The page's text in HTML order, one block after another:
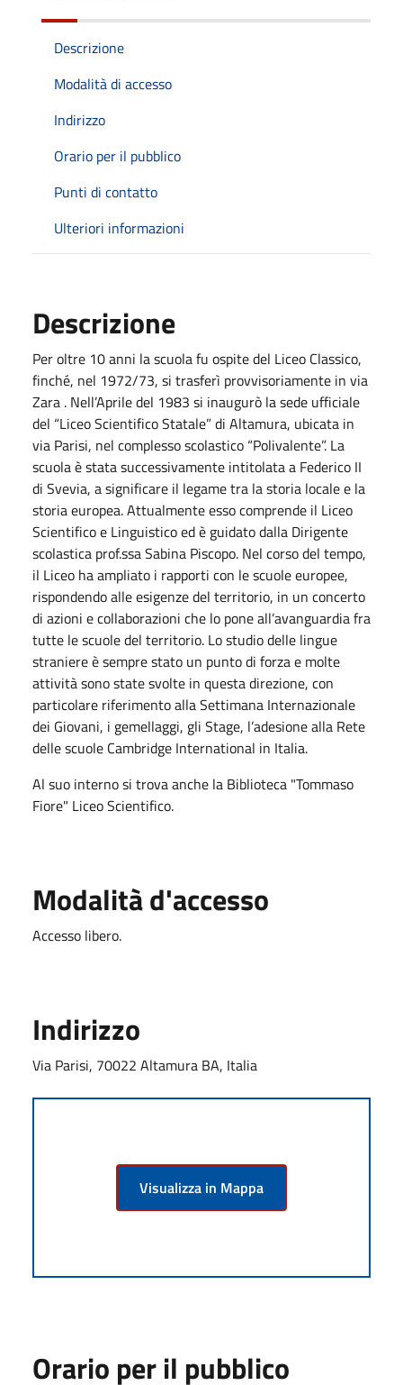
Descrizione
Modalità di accesso
Indirizzo
Orario per il pubblico
Punti di contatto
Ulteriori informazioni
Descrizione
Per oltre 10 anni la scuola fu ospite del Liceo Classico,
finché, nel 1972/73, si trasferì provvisoriamente in via
Zara . Nell’Aprile del 1983 si inaugurò la sede ufficiale
del “Liceo Scientifico Statale” di Altamura, ubicata in
via Parisi, nel complesso scolastico “Polivalente”. La
scuola è stata successivamente intitolata a Federico II
di Svevia, a significare il legame tra la storia locale e la
storia europea. Attualmente esso comprende il Liceo
Scientifico e Linguistico ed è guidato dalla Dirigente
scolastica prof.ssa Sabina Piscopo. Nel corso del tempo,
il Liceo ha ampliato i rapporti con le scuole europee,
rispondendo alle esigenze del territorio, in un concerto
di azioni e collaborazioni che lo pone all’avanguardia fra
tutte le scuole del territorio. Lo studio delle lingue
straniere è sempre stato un punto di forza e molte
attività sono state svolte in questa direzione, con
particolare riferimento alla Settimana Internazionale
dei Giovani, i gemellaggi, gli Stage, l’adesione alla Rete
delle scuole Cambridge International in Italia.
Al suo interno si trova anche la Biblioteca "Tommaso
Fiore" Liceo Scientifico.
Modalità d'accesso
Accesso libero.
Indirizzo
Via Parisi, 70022 Altamura BA, Italia
Visualizza in Mappa
Orario per il pubblico